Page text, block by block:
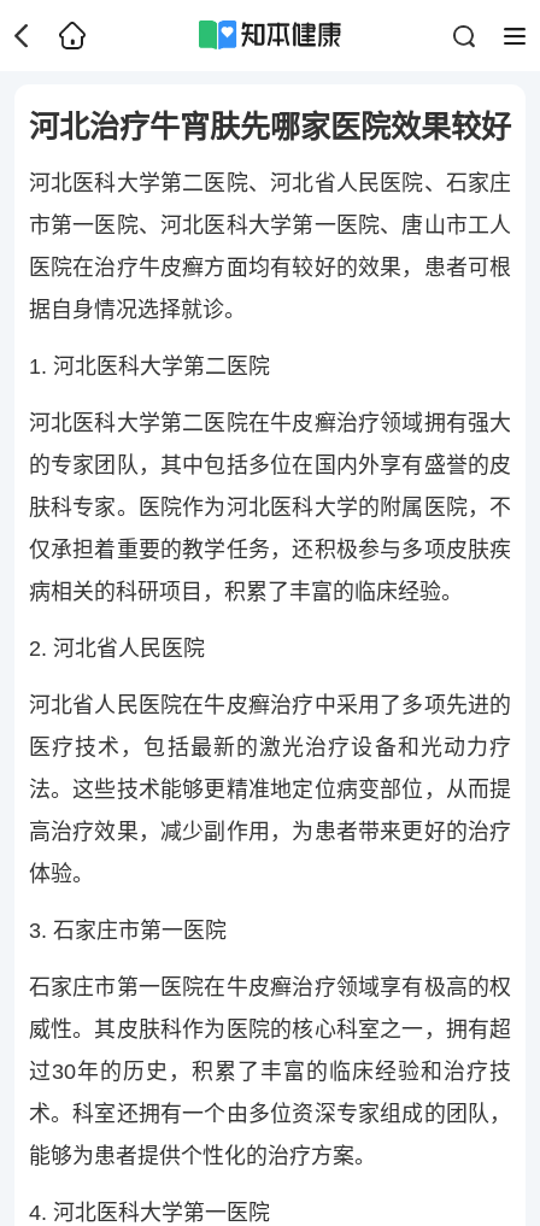
河北治疗牛宵肤先哪家医院效果较好
河北医科大学第二医院、河北省人民医院、石家庄
市第一医院、河北医科大学第一医院、唐山市工人
医院在治疗牛皮癣方面均有较好的效果，患者可根
据自身情况选择就诊。
1. 河北医科大学第二医院
河北医科大学第二医院在牛皮癣治疗领域拥有强大
的专家团队，其中包括多位在国内外享有盛誉的皮
肤科专家。医院作为河北医科大学的附属医院，不
仅承担着重要的教学任务，还积极参与多项皮肤疾
病相关的科研项目，积累了丰富的临床经验。
2. 河北省人民医院
河北省人民医院在牛皮癣治疗中采用了多项先进的
医疗技术，包括最新的激光治疗设备和光动力疗
法。这些技术能够更精准地定位病变部位，从而提
高治疗效果，减少副作用，为患者带来更好的治疗
体验。
3. 石家庄市第一医院
石家庄市第一医院在牛皮癣治疗领域享有极高的权
威性。其皮肤科作为医院的核心科室之一，拥有超
过30年的历史，积累了丰富的临床经验和治疗技
术。科室还拥有一个由多位资深专家组成的团队，
能够为患者提供个性化的治疗方案。
4. 河北医科大学第一医院